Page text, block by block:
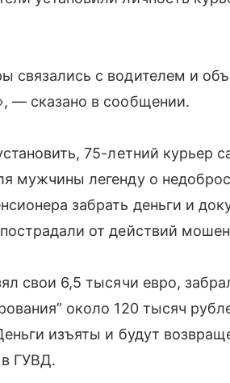
связались с водителем и
— сказано в сообщении.
75-летний
мужчины легенду о
забрать деньги и
от действий
свои 6,5 тысячи евро,
около 120 тысяч
изъяты и будут
ГУВД.